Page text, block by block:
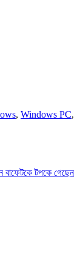
, Windows PC,
বাফেটকে টপকে গেছেন